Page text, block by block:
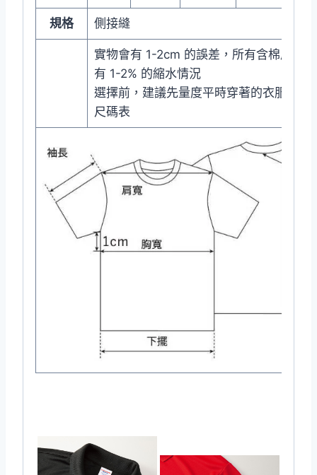
規格 側接縫
實物會有 1-2cm 的誤差，所有含棉成衣
有 1-2% 的縮水情況
選擇前，建議先量度平時穿著的衣服尺寸
尺碼表